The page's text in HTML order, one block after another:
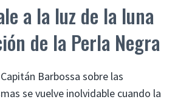
a la luz de la luna
de la Perla Negra
Barbossa sobre las
se vuelve inolvidable cuando la